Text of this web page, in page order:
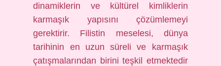
dinamiklerin ve kültürel kimliklerin
karmaşık yapısını çözümlemeyi
gerektirir. Filistin meselesi, dünya
tarihinin en uzun süreli ve karmaşık
çatışmalarından birini teşkil etmektedir